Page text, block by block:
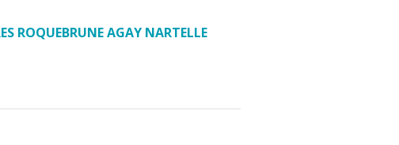
ROQUEBRUNE AGAY NARTELLE